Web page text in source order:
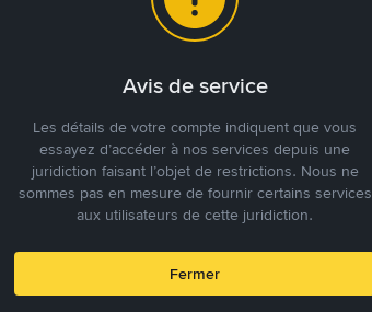
des marchés
Binance P2P
cryptomonnaies
fiat. Les utilisateurs
Avis de service
Les détails de votre compte indiquent que vous
essayez d’accéder à nos services depuis une
juridiction faisant l’objet de restrictions. Nous ne
sommes pas en mesure de fournir certains services
aux utilisateurs de cette juridiction.
Fermer